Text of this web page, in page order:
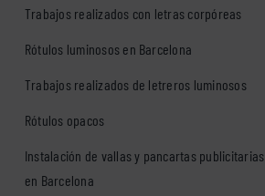
Trabajos realizados con letras corpóreas
Rótulos luminosos en Barcelona
Trabajos realizados de letreros luminosos
Rótulos opacos
Instalación de vallas y pancartas publicitarias
en Barcelona